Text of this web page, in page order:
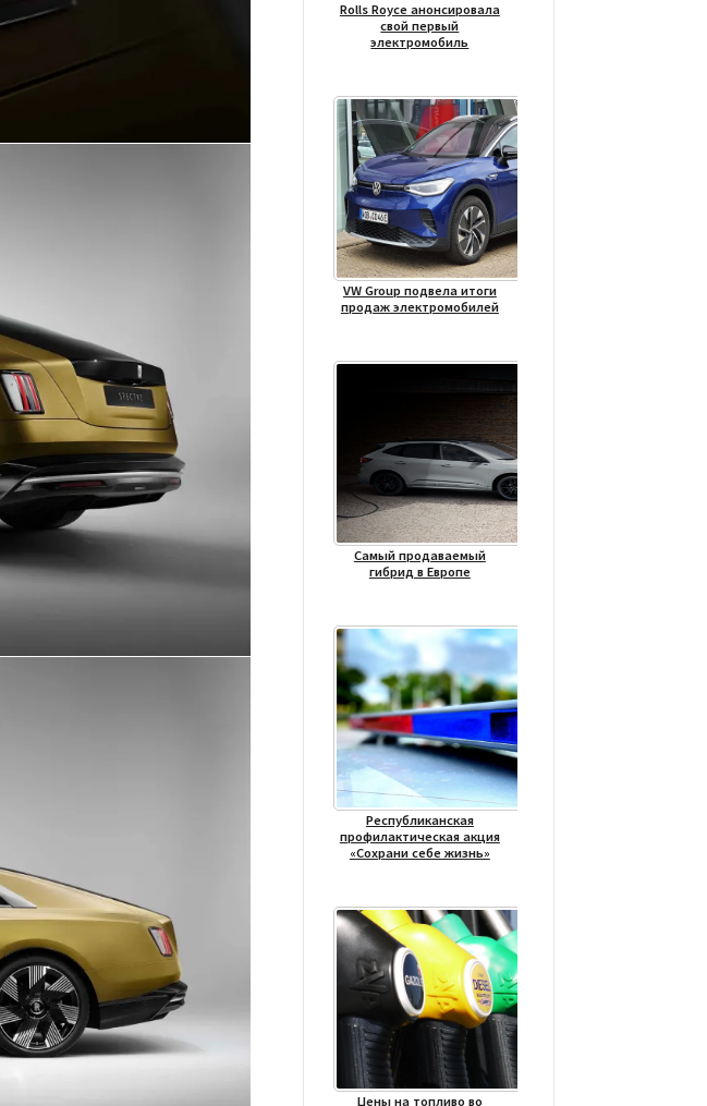
Rolls Royce анонсировала
свой первый
электромобиль
VW Group подвела итоги
продаж электромобилей
Самый продаваемый
гибрид в Европе
Республиканская
профилактическая акция
«Сохрани себе жизнь»
Цены на топливо во